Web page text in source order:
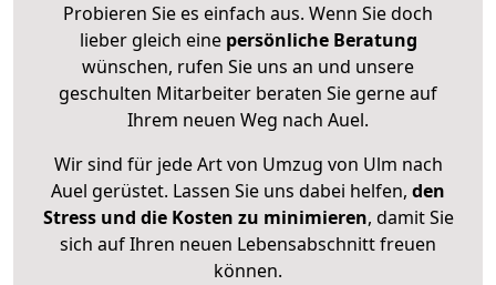
Probieren Sie es einfach aus. Wenn Sie doch
lieber gleich eine persönliche Beratung
wünschen, rufen Sie uns an und unsere
geschulten Mitarbeiter beraten Sie gerne auf
Ihrem neuen Weg nach Auel.
Wir sind für jede Art von Umzug von Ulm nach
Auel gerüstet. Lassen Sie uns dabei helfen, den
Stress und die Kosten zu minimieren, damit Sie
sich auf Ihren neuen Lebensabschnitt freuen
können.